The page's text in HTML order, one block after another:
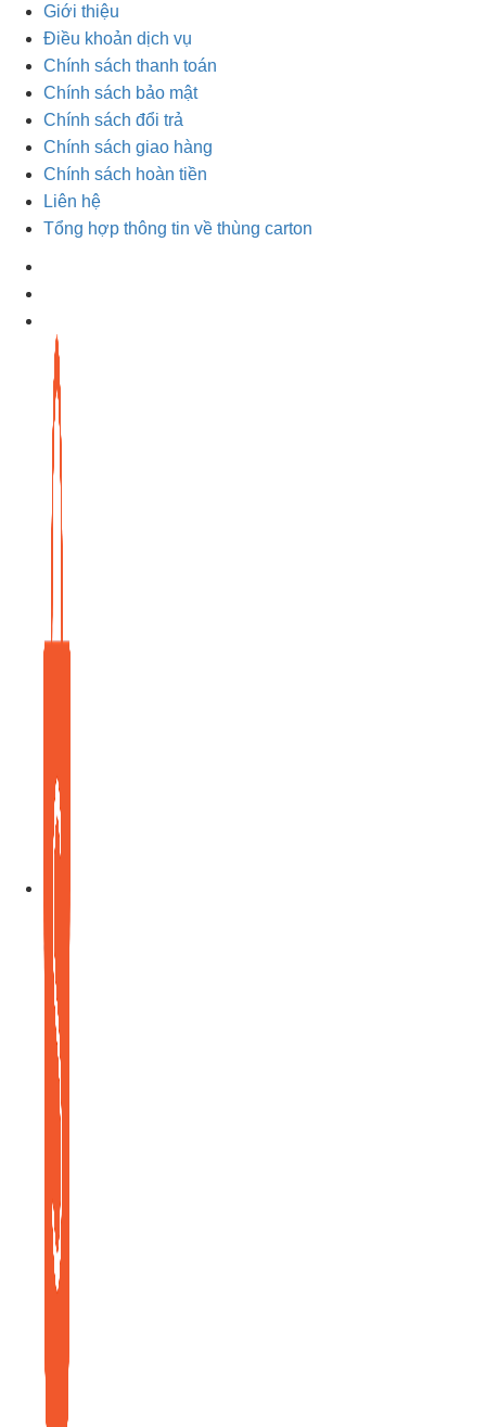
Giới thiệu
Điều khoản dịch vụ
Chính sách thanh toán
Chính sách bảo mật
Chính sách đổi trả
Chính sách giao hàng
Chính sách hoàn tiền
Liên hệ
Tổng hợp thông tin về thùng carton